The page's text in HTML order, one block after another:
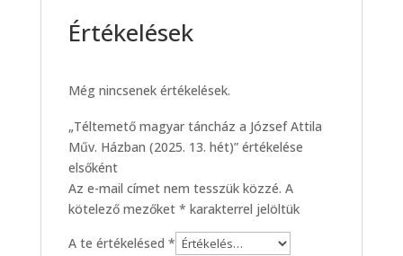
Értékelések
Még nincsenek értékelések.
„Téltemető magyar táncház a József Attila
Műv. Házban (2025. 13. hét)” értékelése
elsőként
Az e-mail címet nem tesszük közzé. A
kötelező mezőket * karakterrel jelöltük
A te értékelésed *